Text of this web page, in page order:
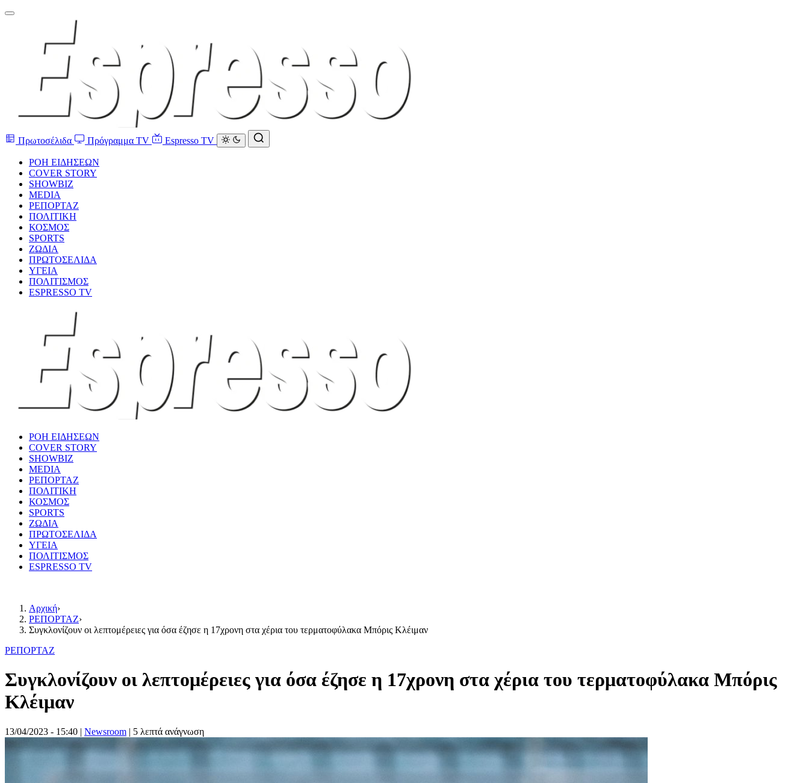
Πρωτοσέλιδα Πρόγραμμα TV Espresso TV
ΡΟΗ ΕΙΔΗΣΕΩΝ
COVER STORY
SHOWBIZ
MEDIA
ΡΕΠΟΡΤΑΖ
ΠΟΛΙΤΙΚΗ
ΚΟΣΜΟΣ
SPORTS
ΖΩΔΙΑ
ΠΡΩΤΟΣΕΛΙΔΑ
ΥΓΕΙΑ
ΠΟΛΙΤΙΣΜΟΣ
ESPRESSO TV
ΡΟΗ ΕΙΔΗΣΕΩΝ
COVER STORY
SHOWBIZ
MEDIA
ΡΕΠΟΡΤΑΖ
ΠΟΛΙΤΙΚΗ
ΚΟΣΜΟΣ
SPORTS
ΖΩΔΙΑ
ΠΡΩΤΟΣΕΛΙΔΑ
ΥΓΕΙΑ
ΠΟΛΙΤΙΣΜΟΣ
ESPRESSO TV
Αρχική›
ΡΕΠΟΡΤΑΖ›
Συγκλονίζουν οι λεπτομέρειες για όσα έζησε η 17χρονη στα χέρια του τερματοφύλακα Μπόρις Κλέιμαν
ΡΕΠΟΡΤΑΖ
Συγκλονίζουν οι λεπτομέρειες για όσα έζησε η 17χρονη στα χέρια του τερματοφύλακα Μπόρις
Κλέιμαν
13/04/2023 - 15:40 | Newsroom | 5 λεπτά ανάγνωση